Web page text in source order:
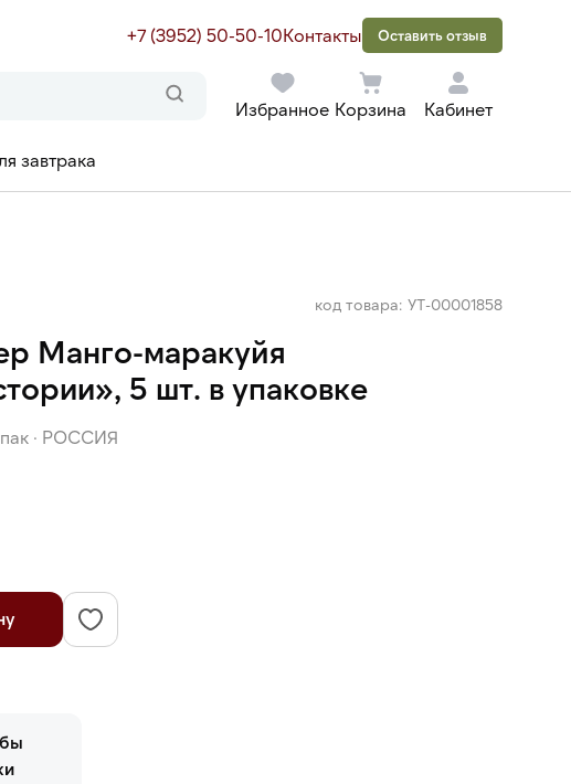
+7 (3952) 50-50-10Контакты Оставить отзыв
Избранное Корзина Кабинет
завтрака
код товара: УТ-00001858
Манго-маракуйя
5 шт. в упаковке
· РОССИЯ